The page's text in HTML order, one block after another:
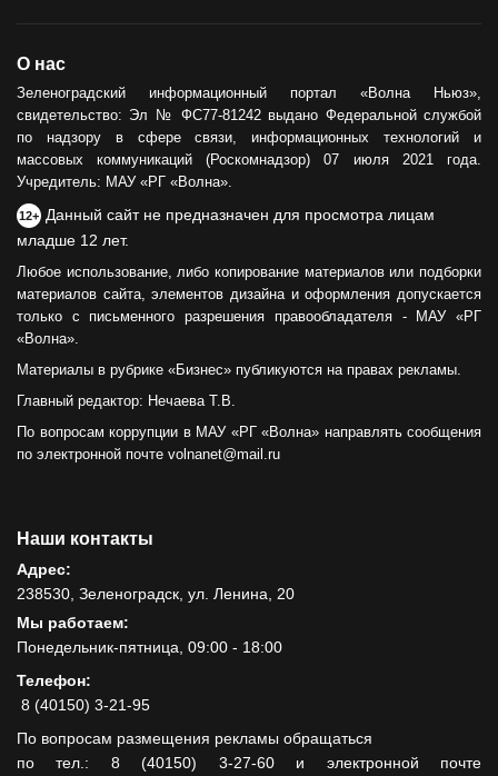
О нас
Зеленоградский информационный портал «Волна Ньюз»,
свидетельство: Эл № ФС77-81242 выдано Федеральной службой
по надзору в сфере связи, информационных технологий и
массовых коммуникаций (Роскомнадзор) 07 июля 2021 года.
Учредитель: МАУ «РГ «Волна».
12+ Данный сайт не предназначен для просмотра лицам
младше 12 лет.
Любое использование, либо копирование материалов или подборки
материалов сайта, элементов дизайна и оформления допускается
только с письменного разрешения правообладателя - МАУ «РГ
«Волна».
Материалы в рубрике «Бизнес» публикуются на правах рекламы.
Главный редактор: Нечаева Т.В.
По вопросам коррупции в МАУ «РГ «Волна» направлять сообщения
по электронной почте volnanet@mail.ru
Наши контакты
Адрес:
238530, Зеленоградск, ул. Ленина, 20
Мы работаем:
Понедельник-пятница, 09:00 - 18:00
Телефон:
8 (40150) 3-21-95
По вопросам размещения рекламы обращаться
по тел.: 8 (40150) 3-27-60 и электронной почте